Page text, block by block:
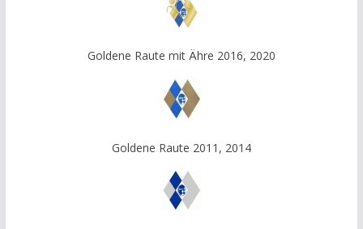
Goldene Raute mit Ähre 2016, 2020
Goldene Raute 2011, 2014